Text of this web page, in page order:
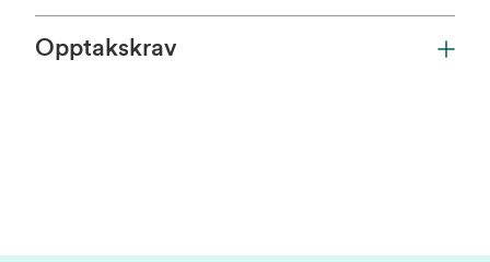
Opptakskrav